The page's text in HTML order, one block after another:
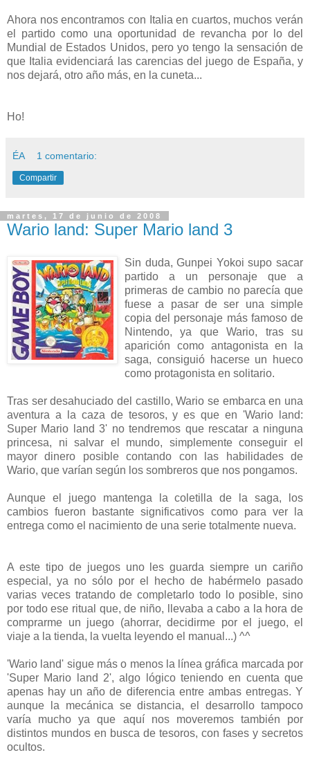
Ahora nos encontramos con Italia en cuartos, muchos verán
el partido como una oportunidad de revancha por lo del
Mundial de Estados Unidos, pero yo tengo la sensación de
que Italia evidenciará las carencias del juego de España, y
nos dejará, otro año más, en la cuneta...
Ho!
ÉA 1 comentario:
Compartir
martes, 17 de junio de 2008
Wario land: Super Mario land 3
Sin duda, Gunpei Yokoi supo sacar
partido a un personaje que a
primeras de cambio no parecía que
fuese a pasar de ser una simple
copia del personaje más famoso de
Nintendo, ya que Wario, tras su
aparición como antagonista en la
saga, consiguió hacerse un hueco
como protagonista en solitario.
Tras ser desahuciado del castillo, Wario se embarca en una
aventura a la caza de tesoros, y es que en 'Wario land:
Super Mario land 3' no tendremos que rescatar a ninguna
princesa, ni salvar el mundo, simplemente conseguir el
mayor dinero posible contando con las habilidades de
Wario, que varían según los sombreros que nos pongamos.
Aunque el juego mantenga la coletilla de la saga, los
cambios fueron bastante significativos como para ver la
entrega como el nacimiento de una serie totalmente nueva.
A este tipo de juegos uno les guarda siempre un cariño
especial, ya no sólo por el hecho de habérmelo pasado
varias veces tratando de completarlo todo lo posible, sino
por todo ese ritual que, de niño, llevaba a cabo a la hora de
comprarme un juego (ahorrar, decidirme por el juego, el
viaje a la tienda, la vuelta leyendo el manual...) ^^
'Wario land' sigue más o menos la línea gráfica marcada por
'Super Mario land 2', algo lógico teniendo en cuenta que
apenas hay un año de diferencia entre ambas entregas. Y
aunque la mecánica se distancia, el desarrollo tampoco
varía mucho ya que aquí nos moveremos también por
distintos mundos en busca de tesoros, con fases y secretos
ocultos.